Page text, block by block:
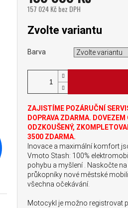
157 024 Kč bez DPH
Zvolte variantu
Barva
ZAJISTÍME POZÁRUČNÍ
DOPRAVA ZDARMA.
ODZKOUŠENÝ,
3500 ZDARMA.
Inovace a maximální komfort
Vmoto Stash: 100%
pohybu a myšlení . Naskočte
průkopníky nové městské
všechna očekávání.
Motocykl je možno registrovat